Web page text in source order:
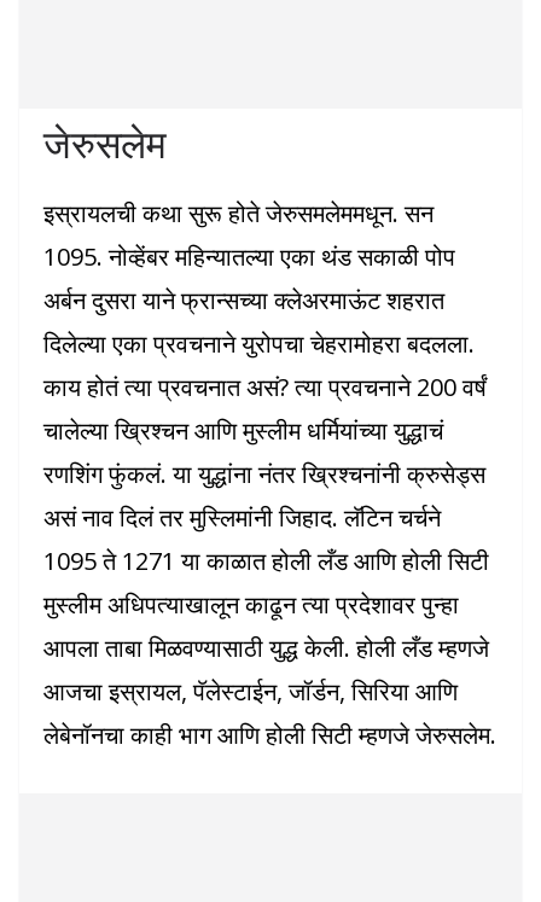
जेरुसलेम
इस्रायलची कथा सुरू होते जेरुसमलेममधून. सन
1095. नोव्हेंबर महिन्यातल्या एका थंड सकाळी पोप
अर्बन दुसरा याने फ्रान्सच्या क्लेअरमाऊंट शहरात
दिलेल्या एका प्रवचनाने युरोपचा चेहरामोहरा बदलला.
काय होतं त्या प्रवचनात असं? त्या प्रवचनाने 200 वर्षं
चालेल्या ख्रिश्चन आणि मुस्लीम धर्मियांच्या युद्धाचं
रणशिंग फुंकलं. या युद्धांना नंतर ख्रिश्चनांनी क्रुसेड्स
असं नाव दिलं तर मुस्लिमांनी जिहाद. लॅटिन चर्चने
1095 ते 1271 या काळात होली लँड आणि होली सिटी
मुस्लीम अधिपत्याखालून काढून त्या प्रदेशावर पुन्हा
आपला ताबा मिळवण्यासाठी युद्ध केली. होली लँड म्हणजे
आजचा इस्रायल, पॅलेस्टाईन, जॉर्डन, सिरिया आणि
लेबेनॉनचा काही भाग आणि होली सिटी म्हणजे जेरुसलेम.